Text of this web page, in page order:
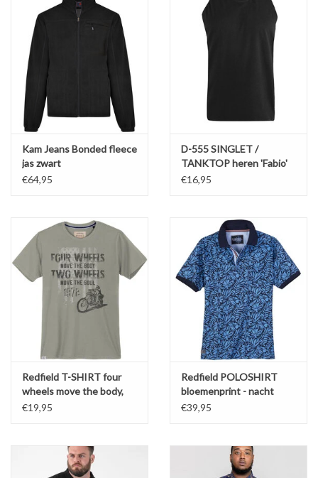
Kam Jeans Bonded fleece
jas zwart
€64,95
D-555 SINGLET /
TANKTOP heren 'Fabio'
zwart
€16,95
Redfield T-SHIRT four
wheels move the body,
two wheels move the
€19,95
Redfield POLOSHIRT
bloemenprint - nacht
blauw
€39,95